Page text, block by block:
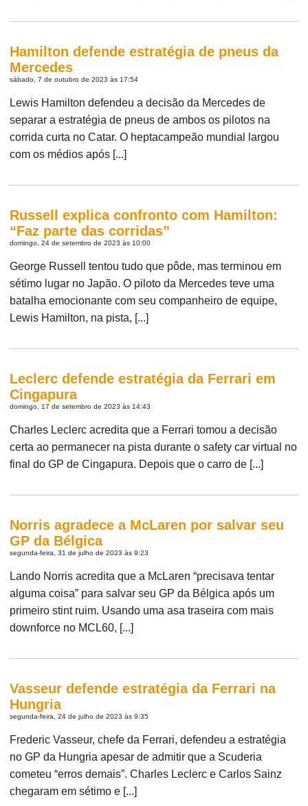
Hamilton defende estratégia de pneus da
Mercedes
sábado, 7 de outubro de 2023 às 17:54
Lewis Hamilton defendeu a decisão da Mercedes de
separar a estratégia de pneus de ambos os pilotos na
corrida curta no Catar. O heptacampeão mundial largou
com os médios após [...]
Russell explica confronto com Hamilton:
“Faz parte das corridas”
domingo, 24 de setembro de 2023 às 10:00
George Russell tentou tudo que pôde, mas terminou em
sétimo lugar no Japão. O piloto da Mercedes teve uma
batalha emocionante com seu companheiro de equipe,
Lewis Hamilton, na pista, [...]
Leclerc defende estratégia da Ferrari em
Cingapura
domingo, 17 de setembro de 2023 às 14:43
Charles Leclerc acredita que a Ferrari tomou a decisão
certa ao permanecer na pista durante o safety car virtual no
final do GP de Cingapura. Depois que o carro de [...]
Norris agradece a McLaren por salvar seu
GP da Bélgica
segunda-feira, 31 de julho de 2023 às 9:23
Lando Norris acredita que a McLaren “precisava tentar
alguma coisa” para salvar seu GP da Bélgica após um
primeiro stint ruim. Usando uma asa traseira com mais
downforce no MCL60, [...]
Vasseur defende estratégia da Ferrari na
Hungria
segunda-feira, 24 de julho de 2023 às 9:35
Frederic Vasseur, chefe da Ferrari, defendeu a estratégia
no GP da Hungria apesar de admitir que a Scuderia
cometeu “erros demais”. Charles Leclerc e Carlos Sainz
chegaram em sétimo e [...]